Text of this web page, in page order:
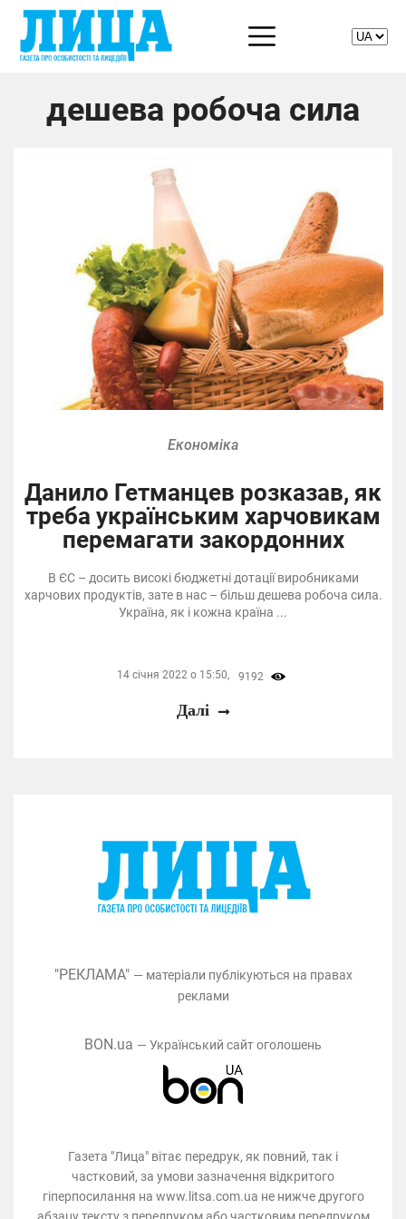
дешева робоча сила
Економіка
Данило Гетманцев розказав, як
треба українським харчовикам
перемагати закордонних
В ЄС – досить високі бюджетні дотації виробниками
харчових продуктів, зате в нас – більш дешева робоча сила.
Україна, як і кожна країна ...
14 січня 2022 о 15:50, 9192
Далі
"РЕКЛАМА" — матеріали публікуються на правах
реклами
BON.ua — Український сайт оголошень
Газета "Лица" вітає передрук, як повний, так і
частковий, за умови зазначення відкритого
гіперпосилання на www.litsa.com.ua не нижче другого
абзацу тексту з передруком або частковим передруком